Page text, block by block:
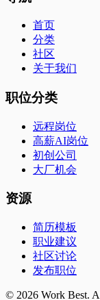
首页
分类
社区
关于我们
职位分类
远程岗位
高薪AI岗位
初创公司
大厂机会
资源
简历模板
职业建议
社区讨论
发布职位
© 2026 Work Best.